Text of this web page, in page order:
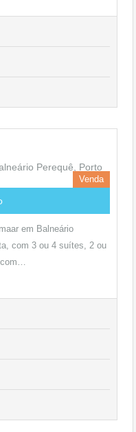
Venda
em Balneário
com 3 ou 4 suítes, 2 ou
com…